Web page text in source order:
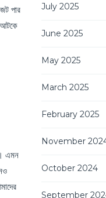
পার
আটকে
এমন
July 2025
June 2025
May 2025
March 2025
February 2025
November
October 2024
September